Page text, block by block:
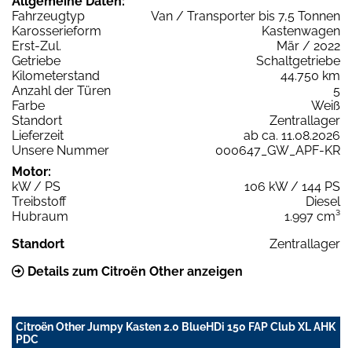
Fahrzeugtyp
Van / Transporter bis 7,5 Tonnen
Karosserieform
Kastenwagen
Erst-Zul.
Mär / 2022
Getriebe
Schaltgetriebe
Kilometerstand
44.750 km
Anzahl der Türen
5
Farbe
Weiß
Standort
Zentrallager
Lieferzeit
ab ca. 11.08.2026
Unsere Nummer
000647_GW_APF-KR
Motor:
kW / PS
106 kW / 144 PS
Treibstoff
Diesel
Hubraum
1.997 cm³
Standort
Zentrallager
Details zum Citroën Other anzeigen
Citroën Other Jumpy Kasten 2.0 BlueHDi 150 FAP Club XL AHK
PDC